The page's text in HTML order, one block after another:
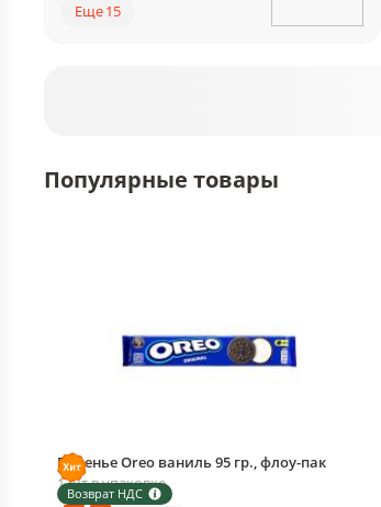
Еще 15
Популярные товары
Возврат НДС
Печенье Oreo ваниль 95 гр., флоу-пак
1 шт в упаковке